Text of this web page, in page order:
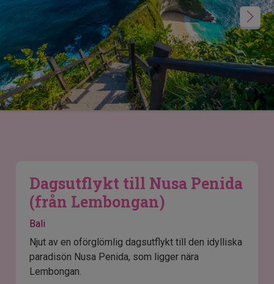
Dagsutflykt till Nusa Penida
(från Lembongan)
Bali
Njut av en oförglömlig dagsutflykt till den idylliska
paradisön Nusa Penida, som ligger nära
Lembongan.